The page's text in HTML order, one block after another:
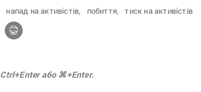
напад на активістів, побиття,
тиск на активістів
Ctrl+Enter або ⌘+Enter.